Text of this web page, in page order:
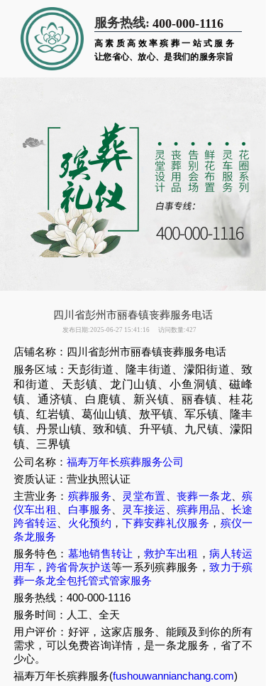
服务热线: 400-000-1116
高素质高效率殡葬一站式服务
让您省心、放心、是我们的服务宗旨
四川省彭州市丽春镇丧葬服务电话
发布日期:2025-06-27 15:41:16 访问数量:427
店铺名称：四川省彭州市丽春镇丧葬服务电话
服务区域： 天彭街道、隆丰街道、濛阳街道、致
和街道 、天彭镇、龙门山镇、小鱼洞镇、磁峰
镇、通济镇、白鹿镇、新兴镇、丽春镇、桂花
镇、红岩镇、葛仙山镇、敖平镇、军乐镇、隆丰
镇、丹景山镇、致和镇、升平镇、九尺镇、濛阳
镇、三界镇
公司名称： 福寿万年长殡葬服务公司
资质认证：营业执照认证
主营业务： 殡葬服务 灵堂布置 、丧葬一条龙 、殡
仪车出租
白事服务 灵车接运 、殡葬用品
长途
跨省转运
火化预约 ，下葬安葬礼仪服务 ， 殡仪一
条龙服务
服务特色： 墓地销售转让 ，救护车出租 ，病人转运
用车 ， 跨省骨灰护送等一系列殡葬服务，致力于殡
葬一条龙全包托管式管家服务
服务热线：400-000-1116
服务时间：人工、全天
用户评价：好评，这家店服务、能顾及到你的所有
需求，可以免费咨询详情，是一条龙服务，省了不
少心。
福寿万年长殡葬服务(fushouwannianchang.com)